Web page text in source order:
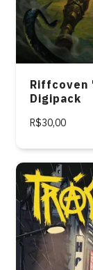
Riffcoven
Digipack
R$30,00